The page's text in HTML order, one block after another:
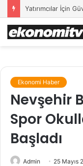
Yatırımcılar İçin
Ekonomi Haber
Nevşehir
Spor
Başladı
Admin 25 Mayıs